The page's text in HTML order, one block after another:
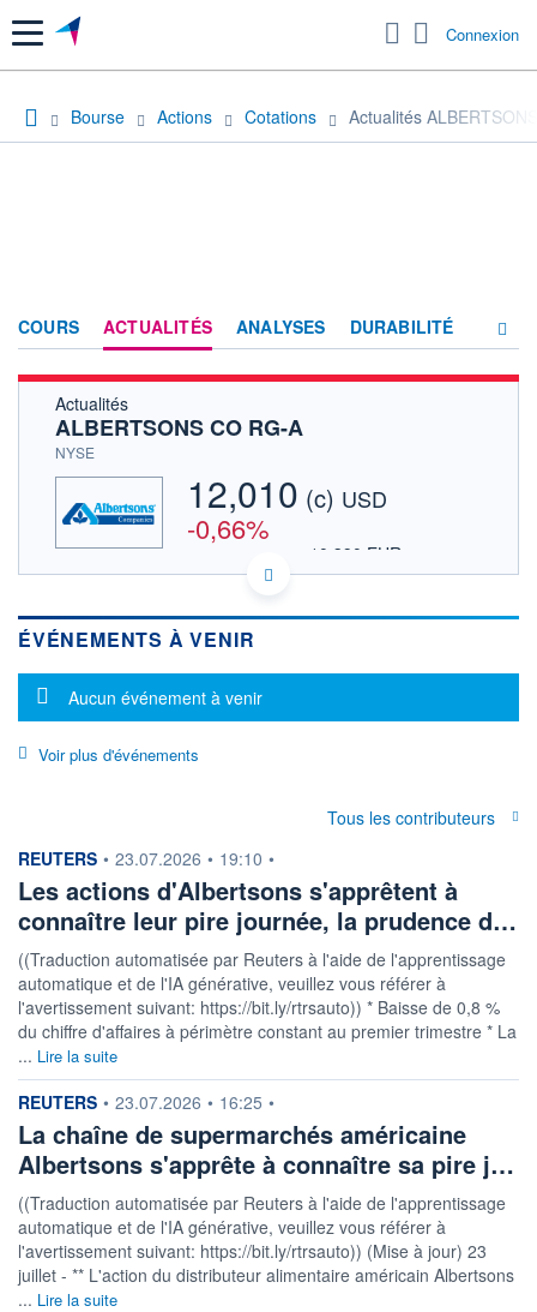
Menu Connexion
Bourse Actions Cotations Actualités
COURS ACTUALITÉS ANALYSES DURABILITÉ
HISTORIQUE
Actualités
ALBERTSONS CO RG-A
NYSE
12,010 (c) USD
-0,66%
10,390 EUR
DONNÉES TEMPS DIFFÉRÉ
Politique d'exécution
11,8
OUVERTURE
12,068
CLÔTURE VEILLE
12,090
12,195
+ BAS
11,860
VOLUME
2 714 003 0,56%
VALORISATION
5 829 MUSD
CAPI.
5 842 MUSD
BAISSE
0,000
HAUSSE
0,000
ESTIMÉ 2026
5,18%
2026
5,31
DERNIER
ÉCHANGE
07.08.26 / 22:00:00
ÉVÉNEMENTS À VENIR
Message d'information
Aucun événement à venir
Voir plus d'événements
Tous les contributeurs
information fournie par
REUTERS • 23.07.2026 • 19:10 •
Les actions d'Albertsons s'apprêtent à
connaître leur pire journée, la prudence d…
((Traduction automatisée par Reuters à l'aide de l'apprentissage
automatique et de l'IA générative, veuillez vous référer à
l'avertissement suivant: https://bit.ly/rtrsauto)) * Baisse de 0,8 %
du chiffre d'affaires à périmètre constant au premier trimestre * La
... Lire la suite
information fournie par
REUTERS • 23.07.2026 • 16:25 •
La chaîne de supermarchés américaine
Albertsons s'apprête à connaître sa pire j…
((Traduction automatisée par Reuters à l'aide de l'apprentissage
automatique et de l'IA générative, veuillez vous référer à
l'avertissement suivant: https://bit.ly/rtrsauto)) (Mise à jour) 23
juillet - ** L'action du distributeur alimentaire américain Albertsons
... Lire la suite